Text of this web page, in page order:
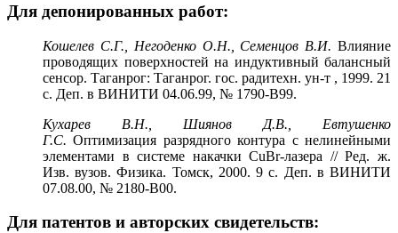
Для депонированных работ:
Кошелев С.Г., Негоденко О.Н., Семенцов В.И. Влияние
проводящих поверхностей на индуктивный балансный
сенсор. Таганрог: Таганрог. гос. радитехн. ун-т , 1999. 21
с. Деп. в ВИНИТИ 04.06.99, № 1790-В99.
Кухарев В.Н., Шиянов Д.В., Евтушенко
Г.С. Оптимизация разрядного контура с нелинейными
элементами в системе накачки CuBr-лазера // Ред. ж.
Изв. вузов. Физика. Томск, 2000. 9 с. Деп. в ВИНИТИ
07.08.00, № 2180-В00.
Для патентов и авторских свидетельств: